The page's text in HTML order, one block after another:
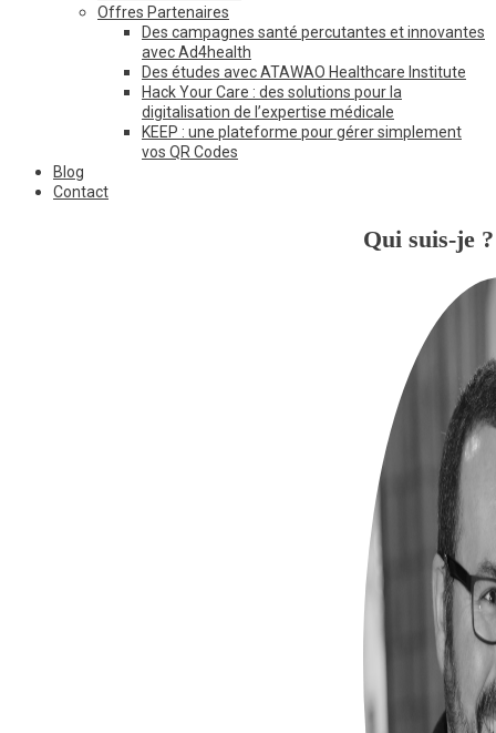
Offres Partenaires
Des campagnes santé percutantes et innovantes
avec Ad4health
Des études avec ATAWAO Healthcare Institute
Hack Your Care : des solutions pour la
digitalisation de l’expertise médicale
KEEP : une plateforme pour gérer simplement
vos QR Codes
Blog
Contact
Qui suis-je ?